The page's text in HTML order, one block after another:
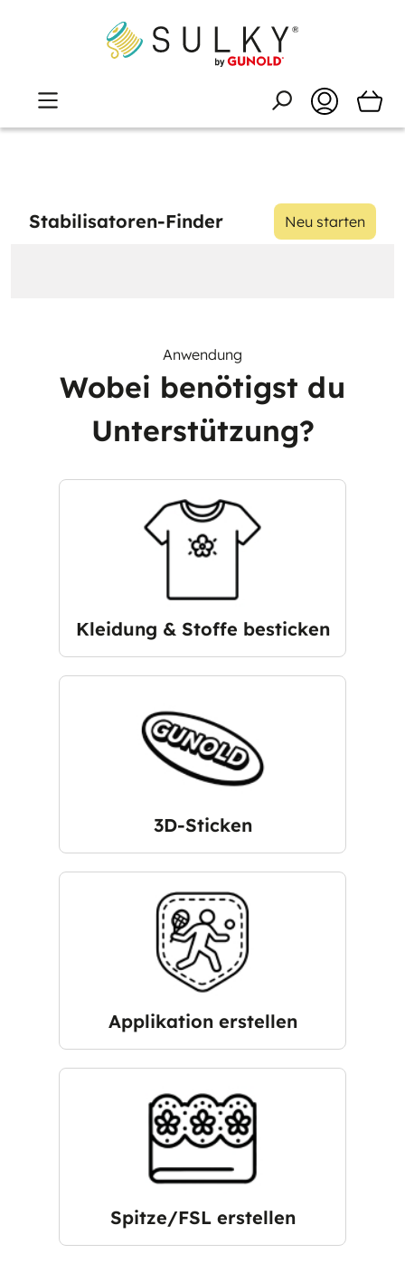
Stabilisatoren-Finder Neu starten
Anwendung
Wobei benötigst du
Unterstützung?
Kleidung & Stoffe besticken
3D-Sticken
Applikation erstellen
Spitze/FSL erstellen